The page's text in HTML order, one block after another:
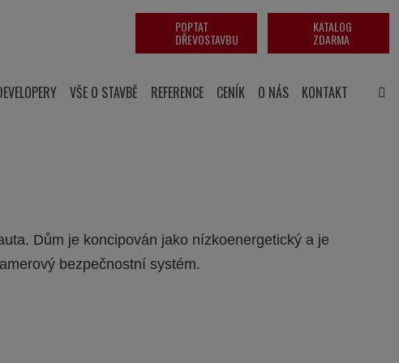
VŠE O STAVBĚ REFERENCE CENÍK O NÁS KONTAKT
POPTAT
DŘEVOSTAVBU
KATALOG
ZDARMA
Dům je koncipován jako nízkoenergetický a je
bezpečnostní systém.